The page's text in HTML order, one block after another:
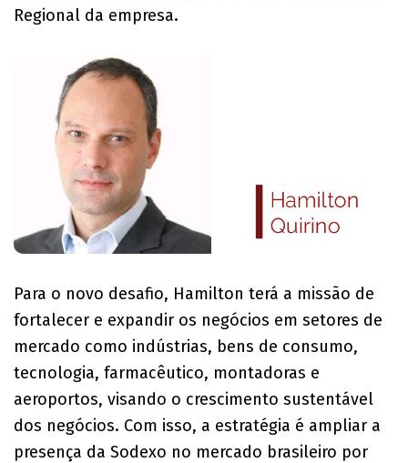
Regional da empresa.
Para o novo desafio, Hamilton terá a missão de
fortalecer e expandir os negócios em setores de
mercado como indústrias, bens de consumo,
tecnologia, farmacêutico, montadoras e
aeroportos, visando o crescimento sustentável
dos negócios. Com isso, a estratégia é ampliar a
presença da Sodexo no mercado brasileiro por